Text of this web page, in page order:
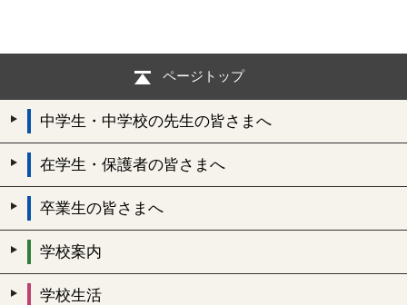
ページトップ
中学生・中学校の先生の皆さまへ
在学生・保護者の皆さまへ
卒業生の皆さまへ
学校案内
学校生活